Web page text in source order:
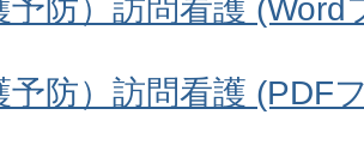
予防）訪問看護
予防）訪問看護 (PDF